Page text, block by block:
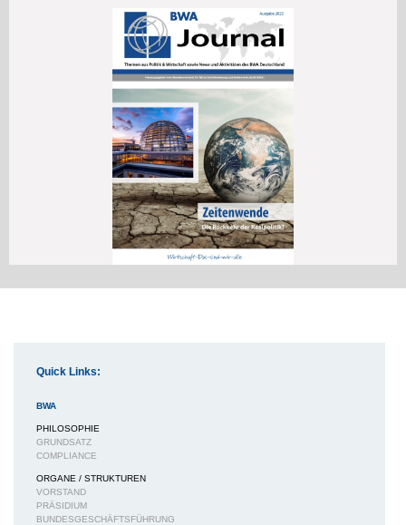
Quick Links:
BWA
PHILOSOPHIE
GRUNDSATZ
COMPLIANCE
ORGANE / STRUKTUREN
VORSTAND
PRÄSIDIUM
BUNDESGESCHÄFTSFÜHRUNG